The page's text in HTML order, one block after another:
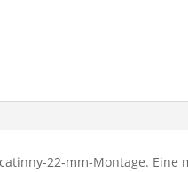
22-mm-Montage. Eine